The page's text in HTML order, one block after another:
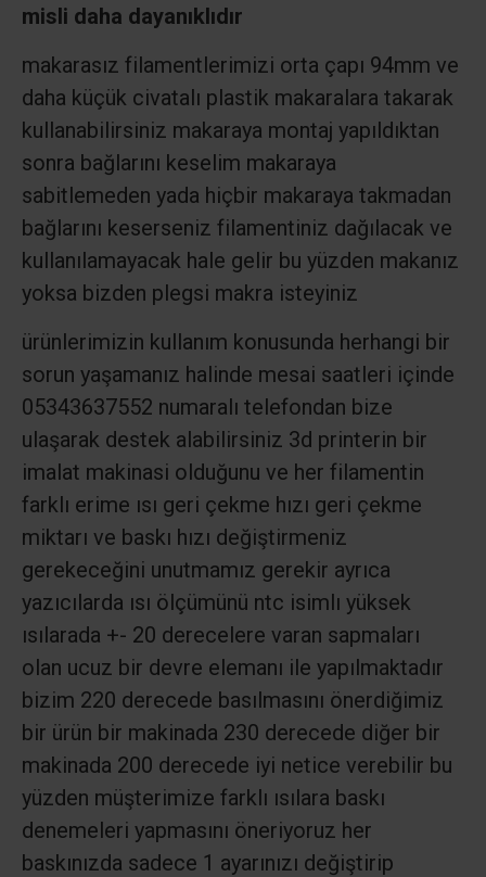
misli daha dayanıklıdır
makarasız filamentlerimizi orta çapı 94mm ve
daha küçük civatalı plastik makaralara takarak
kullanabilirsiniz makaraya montaj yapıldıktan
sonra bağlarını keselim makaraya
sabitlemeden yada hiçbir makaraya takmadan
bağlarını keserseniz filamentiniz dağılacak ve
kullanılamayacak hale gelir bu yüzden makanız
yoksa bizden plegsi makra isteyiniz
ürünlerimizin kullanım konusunda herhangi bir
sorun yaşamanız halinde mesai saatleri içinde
05343637552 numaralı telefondan bize
ulaşarak destek alabilirsiniz 3d printerin bir
imalat makinasi olduğunu ve her filamentin
farklı erime ısı geri çekme hızı geri çekme
miktarı ve baskı hızı değiştirmeniz
gerekeceğini unutmamız gerekir ayrıca
yazıcılarda ısı ölçümünü ntc isimlı yüksek
ısılarada +- 20 derecelere varan sapmaları
olan ucuz bir devre elemanı ile yapılmaktadır
bizim 220 derecede basılmasını önerdiğimiz
bir ürün bir makinada 230 derecede diğer bir
makinada 200 derecede iyi netice verebilir bu
yüzden müşterimize farklı ısılara baskı
denemeleri yapmasını öneriyoruz her
baskınızda sadece 1 ayarınızı değiştirip